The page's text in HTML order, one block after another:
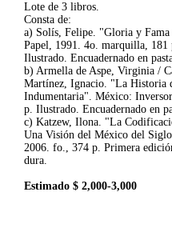
Lote de 3 libros.
Consta de:
a) Solís, Felipe. "Gloria y
Papel, 1991. 4o. marquilla,
Ilustrado. Encuadernado en
b) Armella de Aspe, Virginia /
Martínez, Ignacio. "La Historia
Indumentaria". México:
p. Ilustrado. Encuadernado en
c) Katzew, Ilona. "La
Una Visión del México del
2006. fo., 374 p. Primera
dura.
Estimado $ 2,000-3,000